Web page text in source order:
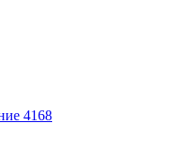
4168